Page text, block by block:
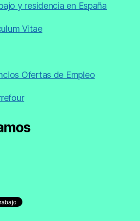
y residencia en España
Vitae
Ofertas de Empleo